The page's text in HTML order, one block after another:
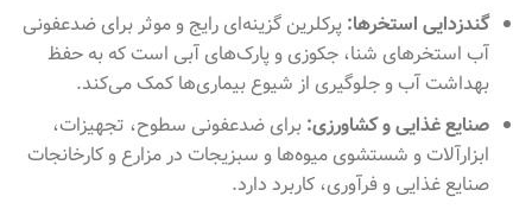
گندزدایی استخرها: پرکلرین گزینه‌ای رایج و موثر برای ضدعفونی
آب استخرهای شنا، جکوزی و پارک‌های آبی است که به حفظ
بهداشت آب و جلوگیری از شیوع بیماری‌ها کمک می‌کند.
صنایع غذایی و کشاورزی: برای ضدعفونی سطوح، تجهیزات،
ابزارآلات و شستشوی میوه‌ها و سبزیجات در مزارع و کارخانجات
صنایع غذایی و فرآوری، کاربرد دارد.